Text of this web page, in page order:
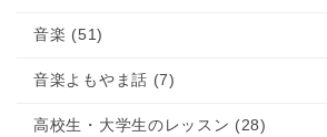
音楽 (51)
音楽よもやま話 (7)
高校生・大学生のレッスン (28)